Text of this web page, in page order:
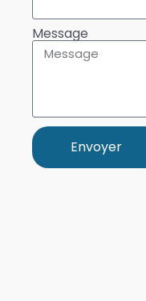
Message
Envoyer